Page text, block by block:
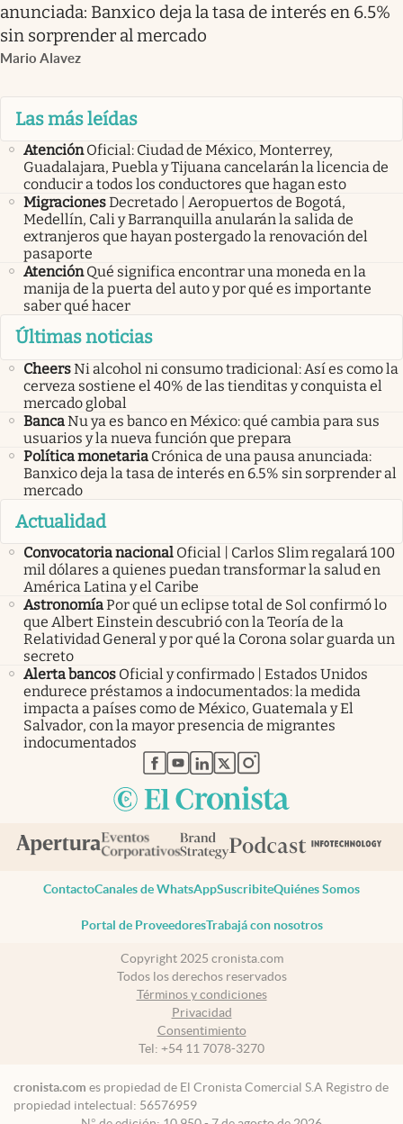
anunciada: Banxico deja la tasa de interés en 6.5%
sin sorprender al mercado
Mario Alavez
Las más leídas
Atención Oficial: Ciudad de México, Monterrey,
Guadalajara, Puebla y Tijuana cancelarán la licencia de
conducir a todos los conductores que hagan esto
MigracionesDecretado | Aeropuertos de Bogotá,
Medellín, Cali y Barranquilla anularán la salida de
extranjeros que hayan postergado la renovación del
pasaporte
Atención Qué significa encontrar una moneda en la
manija de la puerta del auto y por qué es importante
saber qué hacer
Últimas noticias
CheersNi alcohol ni consumo tradicional: Así es como la
cerveza sostiene el 40% de las tienditas y conquista el
mercado global
BancaNu ya es banco en México: qué cambia para sus
usuarios y la nueva función que prepara
Política monetaria Crónica de una pausa anunciada:
Banxico deja la tasa de interés en 6.5% sin sorprender al
mercado
Actualidad
Convocatoria nacional Oficial | Carlos Slim regalará 100
mil dólares a quienes puedan transformar la salud en
América Latina y el Caribe
AstronomíaPor qué un eclipse total de Sol confirmó lo
que Albert Einstein descubrió con la Teoría de la
Relatividad General y por qué la Corona solar guarda un
secreto
Alerta bancos Oficial y confirmado | Estados Unidos
endurece préstamos a indocumentados: la medida
impacta a países como de México, Guatemala y El
Salvador, con la mayor presencia de migrantes
indocumentados
abre en nueva pestaña
abre en nueva pestaña
abre en nueva pestaña
abre en nueva pestaña
abre en nueva pestaña
ContactoCanales de WhatsAppSuscribiteQuiénes Somos
Portal de ProveedoresTrabajá con nosotros
Copyright 2025 cronista.com
Todos los derechos reservados
Términos y condiciones
Privacidad
Consentimiento
Tel: +54 11 7078-3270
cronista.com es propiedad de El Cronista Comercial S.A Registro de
propiedad intelectual: 56576959